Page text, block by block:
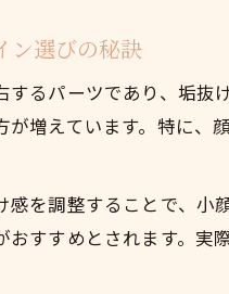
ン選びの秘訣
るパーツであり、垢
増えています。特に
感を調整することで、
すすめとされます。